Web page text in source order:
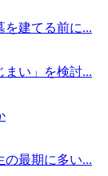
を建てる前に...
まい」を検討...
の最期に多い...